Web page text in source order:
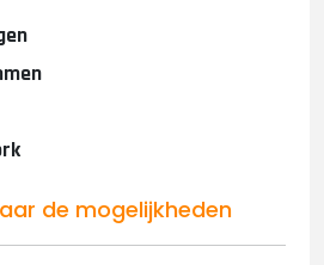
de mogelijkheden